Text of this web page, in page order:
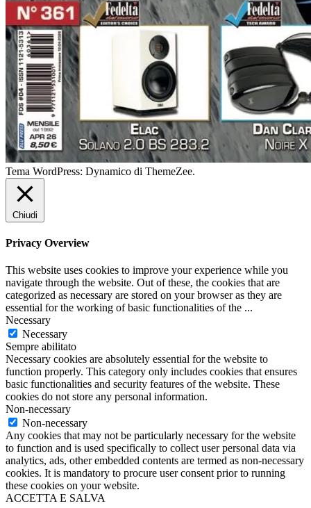
Tema WordPress: Dynamico di ThemeZee.
Chiudi
Privacy Overview
This website uses cookies to improve your experience while you
navigate through the website. Out of these, the cookies that are
categorized as necessary are stored on your browser as they are
essential for the working of basic functionalities of the ...
Necessary
Necessary
Sempre abilitato
Necessary cookies are absolutely essential for the website to
function properly. This category only includes cookies that ensures
basic functionalities and security features of the website. These
cookies do not store any personal information.
Non-necessary
Non-necessary
Any cookies that may not be particularly necessary for the website
to function and is used specifically to collect user personal data via
analytics, ads, other embedded contents are termed as non-necessary
cookies. It is mandatory to procure user consent prior to running
these cookies on your website.
ACCETTA E SALVA